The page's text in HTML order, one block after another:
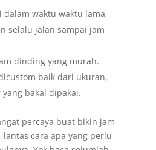
dalam waktu waktu lama,
selalu jalan sampai jam
dinding yang murah.
baik dari ukuran,
bakal dipakai.
percaya buat bikin jam
cara apa yang perlu